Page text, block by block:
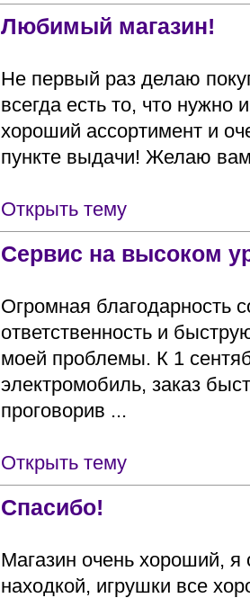
Любимый магазин!
Не первый раз делаю
всегда есть то, что нужно
хороший ассортимент и
пункте выдачи! Желаю
Открыть тему
Сервис на высоком
Огромная благодарность
ответственность и
моей проблемы. К 1
электромобиль, заказ
проговорив ...
Открыть тему
Спасибо!
Магазин очень хороший, я
находкой, игрушки все